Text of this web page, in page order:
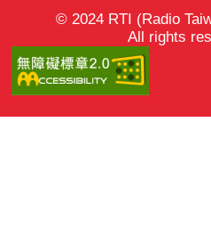
© 2024 RTI (Radio
All rights